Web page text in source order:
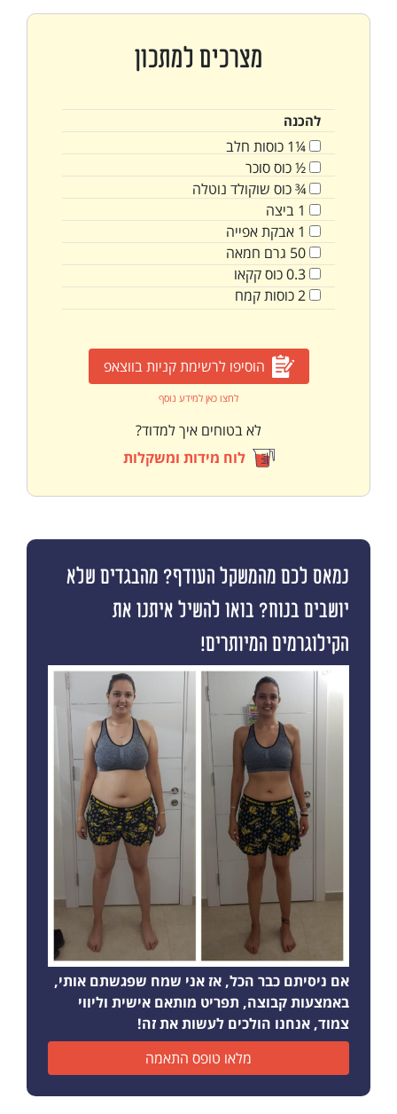
מצרכים למתכון
להכנה
¼1 כוסות חלב
½כוססוכר
¾כוס שוקולד נוטלה
1 ביצה
1 אבקת אפייה
50 גרם חמאה
0.3כוסקקאו
2כוסותקמח
הוסיפו לרשימת קניות בווצאפ
לחצו כאן למידע נוסף
לא בטוחים איך למדוד?
לוח מידות ומשקלות
נמאס לכם מהמשקל העודף? מהבגדים שלא
יושבים בנוח? בואו להשיל איתנו את
הקילוגרמים המיותרים!
אם ניסיתם כבר הכל, אז אני שמח שפגשתם אותי,
באמצעות קבוצה, תפריט מותאם אישית וליווי
צמוד, אנחנו הולכים לעשות את זה!
מלאו טופס התאמה